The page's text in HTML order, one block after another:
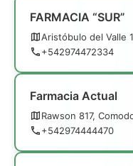
FARMACIA “SUR”
Aristóbulo del Valle
+542974472334
Farmacia Actual
Rawson 817,
+542974444470